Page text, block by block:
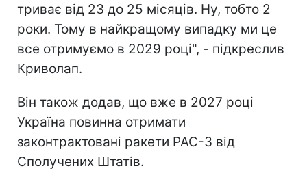
триває від 23 до 25 місяців. Ну, тобто 2
роки. Тому в найкращому випадку ми це
все отримуємо в 2029 році", - підкреслив
Криволап.
Він також додав, що вже в 2027 році
Україна повинна отримати
законтрактовані ракети PAC-3 від
Сполучених Штатів.